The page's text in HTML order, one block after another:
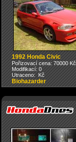
1992 Honda Civic
Pořizovací cena: 70000 Kč
Modifikací: 0
Utraceno: Kč
Biohazarder